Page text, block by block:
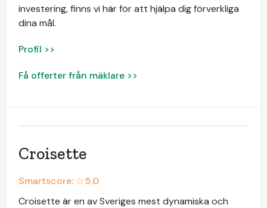
investering, finns vi här för att hjälpa dig förverkliga
dina mål.
Profil >>
Få offerter från mäklare >>
Croisette
Smartscore: ☆5.0
Croisette är en av Sveriges mest dynamiska och